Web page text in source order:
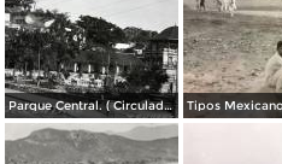
Parque Central. ( Circulada el 03 de Diciembre de 1951 ).